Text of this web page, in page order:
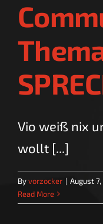
Vio weiß nix
wollt [...]
Byvorzocker | August 7,
Read More